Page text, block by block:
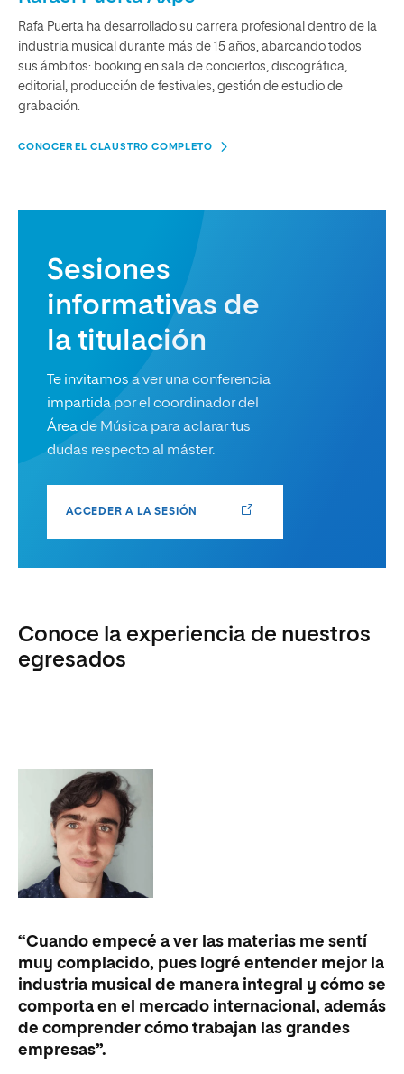
Rafa Puerta ha desarrollado su carrera profesional dentro de la
industria musical durante más de 15 años, abarcando todos
sus ámbitos: booking en sala de conciertos, discográfica,
editorial, producción de festivales, gestión de estudio de
grabación.
CONOCER EL CLAUSTRO COMPLETO
Sesiones
informativas de
la titulación
Te invitamos a ver una conferencia
impartida por el coordinador del
Área de Música para aclarar tus
dudas respecto al máster.
ACCEDER A LA SESIÓN
Conoce la experiencia de nuestros
egresados
“Cuando empecé a ver las materias me sentí
muy complacido, pues logré entender mejor la
industria musical de manera integral y cómo se
comporta en el mercado internacional, además
de comprender cómo trabajan las grandes
empresas”.